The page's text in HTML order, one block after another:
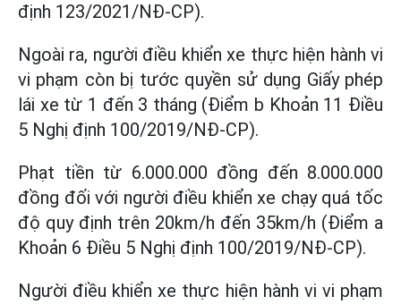
định 123/2021/NĐ-CP).
Ngoài ra, người điều khiển xe thực hiện hành vi
vi phạm còn bị tước quyền sử dụng Giấy phép
lái xe từ 1 đến 3 tháng (Điểm b Khoản 11 Điều
5 Nghị định 100/2019/NĐ-CP).
Phạt tiền từ 6.000.000 đồng đến 8.000.000
đồng đối với người điều khiển xe chạy quá tốc
độ quy định trên 20km/h đến 35km/h (Điểm a
Khoản 6 Điều 5 Nghị định 100/2019/NĐ-CP).
Người điều khiển xe thực hiện hành vi vi phạm